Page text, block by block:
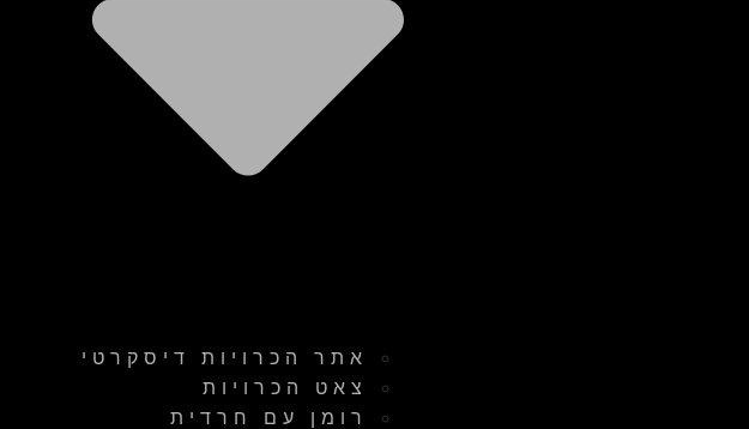
אתר הכרויות דיסקרטי
צאט הכרויות
רומן עם חרדית